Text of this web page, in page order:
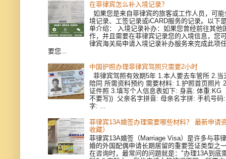
在菲律宾怎么补入境记录？
如果您是来自菲律宾的旅客或工作人员，可
境记录、工签记录或iCARD服务的记录。以下
单介绍： 入境记录补办：如果您曾经前往其他
作，并且需要在菲律宾记录您的入境信息，您
律宾海关局申请入境记录补办服务来完成此项
要您...
中国护照办理菲律宾驾照只需要2小时
菲律宾驾照有效期5年 1.本人要去车管所 2.当
陪同 所需资料预约 需要材料: 1.护照首页照片
证件照 3.填写个人信息表如下: 身高: 体重:KG
不要写)) 父亲名字拼音: 母亲名字拼: 手机号码
字: ...
菲律宾13A婚签办理需要哪些材料？ 最新申请
收藏）
菲律宾13A婚签（Marriage Visa）是许多与菲
婚的外国配偶申请长期居留的重要签证类型之
在咨询时，最常问的问题就是："办理13A到底